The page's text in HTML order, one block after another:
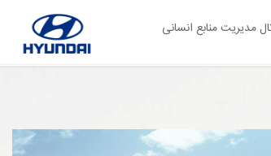
مدیریت منابع انسانی